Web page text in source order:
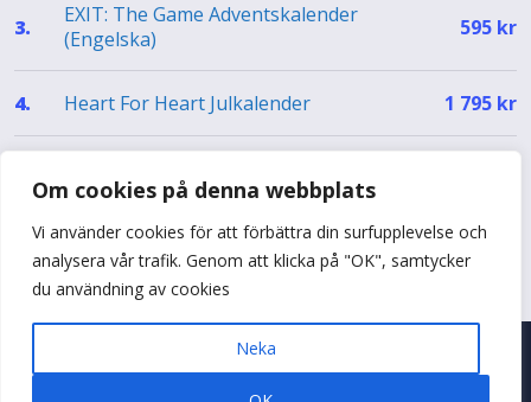
Om cookies på denna webbplats
Vi använder cookies för att förbättra din surfupplevelse och
analysera vår trafik. Genom att klicka på "OK", samtycker
du användning av cookies
Neka
3.
EXIT: The Game Adventskalender
(Engelska)
595 kr
4. Heart For Heart Julkalender 1 795 kr
Se hela topplistan